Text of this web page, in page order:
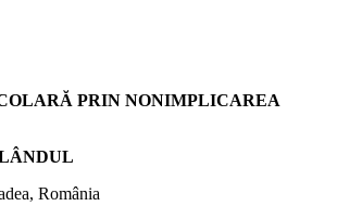
PRIN NONIMPLICAREA
România